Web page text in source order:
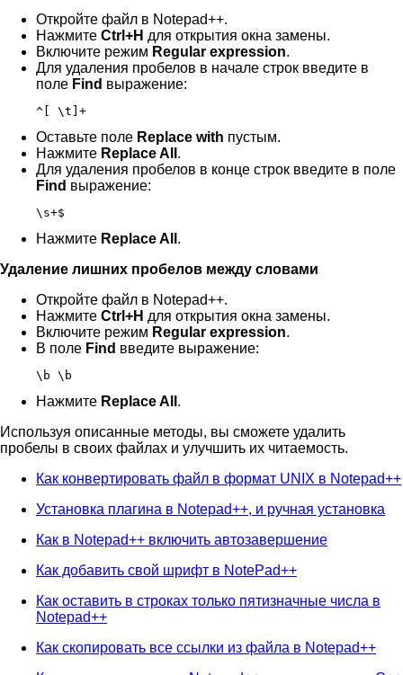
Откройте файл в Notepad++.
Нажмите Ctrl+H для открытия окна замены.
Включите режим Regular expression.
Для удаления пробелов в начале строк введите в
поле Find выражение:
^[ \t]+
Оставьте поле Replace with пустым.
Нажмите Replace All .
Для удаления пробелов в конце строк введите в поле
Find выражение:
\s+$
Нажмите Replace All .
Удаление лишних пробелов между словами
Откройте файл в Notepad++.
Нажмите Ctrl+H для открытия окна замены.
Включите режим Regular expression.
В поле Find введите выражение:
\b \b
Нажмите Replace All .
Используя описанные методы, вы сможете удалить
пробелы в своих файлах и улучшить их читаемость.
Как конвертировать файл в формат UNIX в Notepad++
Установка плагина в Notepad++, и ручная установка
Как в Notepad++ включить автозавершение
Как добавить свой шрифт в NotePad++
Как оставить в строках только пятизначные числа в
Notepad++
Как скопировать все ссылки из файла в Notepad++